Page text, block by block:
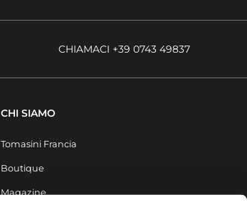
CHIAMACI +39 0743 49837
CHI SIAMO
Tomasini Francia
Boutique
Magazine